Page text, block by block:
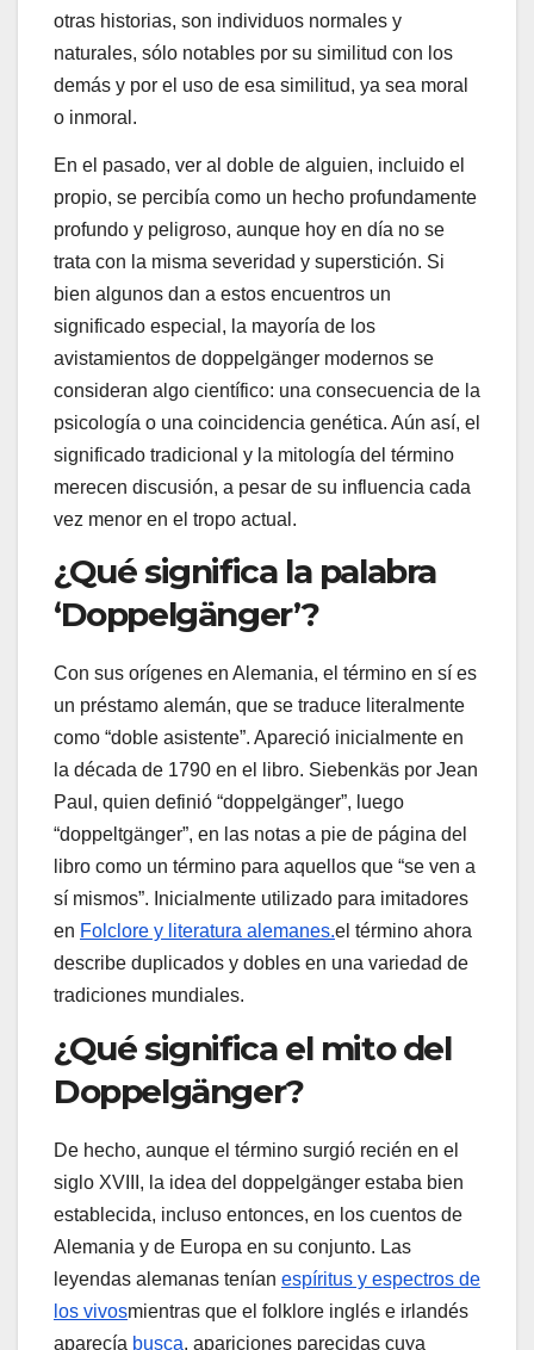
otras historias, son individuos normales y
naturales, sólo notables por su similitud con los
demás y por el uso de esa similitud, ya sea moral
o inmoral.
En el pasado, ver al doble de alguien, incluido el
propio, se percibía como un hecho profundamente
profundo y peligroso, aunque hoy en día no se
trata con la misma severidad y superstición. Si
bien algunos dan a estos encuentros un
significado especial, la mayoría de los
avistamientos de doppelgänger modernos se
consideran algo científico: una consecuencia de la
psicología o una coincidencia genética. Aún así, el
significado tradicional y la mitología del término
merecen discusión, a pesar de su influencia cada
vez menor en el tropo actual.
¿Qué significa la palabra
‘Doppelgänger’?
Con sus orígenes en Alemania, el término en sí es
un préstamo alemán, que se traduce literalmente
como “doble asistente”. Apareció inicialmente en
la década de 1790 en el libro. Siebenkäs por Jean
Paul, quien definió “doppelgänger”, luego
“doppeltgänger”, en las notas a pie de página del
libro como un término para aquellos que “se ven a
sí mismos”. Inicialmente utilizado para imitadores
en Folclore y literatura alemanes.el término ahora
describe duplicados y dobles en una variedad de
tradiciones mundiales.
¿Qué significa el mito del
Doppelgänger?
De hecho, aunque el término surgió recién en el
siglo XVIII, la idea del doppelgänger estaba bien
establecida, incluso entonces, en los cuentos de
Alemania y de Europa en su conjunto. Las
leyendas alemanas tenían espíritus y espectros de
los vivosmientras que el folklore inglés e irlandés
aparecía busca, apariciones parecidas cuya